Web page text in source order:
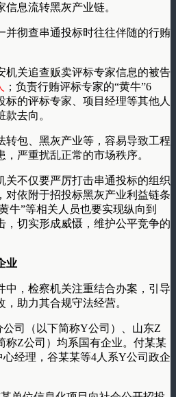
息流转黑灰产业链。
并彻查串通投标时往往伴随的行贿
机关追查贩卖评标专家信息的被告
；负责行贿评标专家的“黄牛”6
标的评标专家、项目经理等其他人
去向。
转包、黑灰产业等，容易导致工程
严重扰乱正常的市场秩序。
关不仅要严厉打击串通投标的组织
对依附于招投标黑灰产业利益链条
牛”等相关人员也要实现纵向到
，切实形成威慑，维护公平竞争的
业
中，检察机关注重结合办案，引导
助力其合规守法经营。
司（以下简称Y公司）、山东Z
称Z公司）均系国有企业。付某某
经理，谷某某等4人系Y公司政企